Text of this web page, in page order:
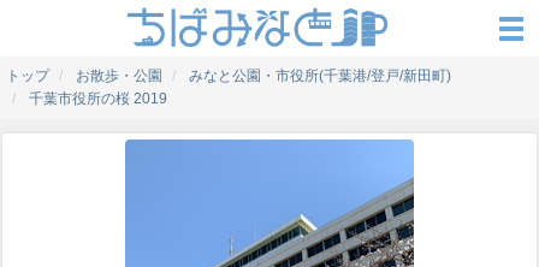
トップ お散歩・公園
みなと公園・市役所(千葉港/登戸/新田町)
千葉市役所の桜 2019